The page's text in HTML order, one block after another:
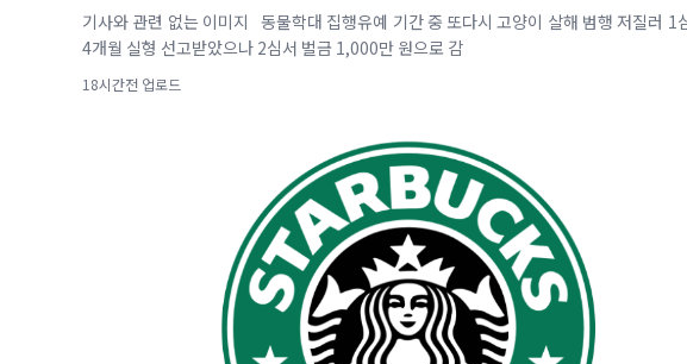
기사와 관련 없는 이미지 동물학대 집행유예 기간 중 또다시 고양이 살해 범행 저질러 1
4개월 실형 선고받았으나 2심서 벌금 1,000만 원으로 감
18시간전 업로드